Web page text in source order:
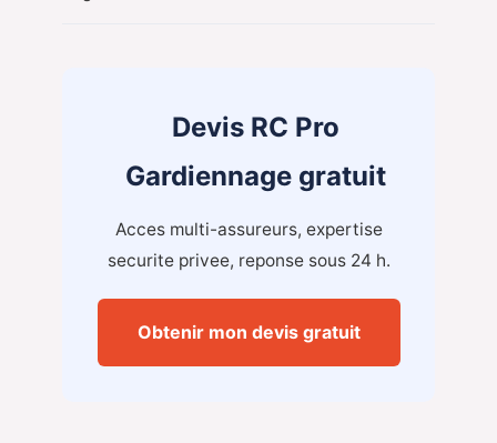
Devis RC Pro
Gardiennage gratuit
Acces multi-assureurs, expertise
securite privee, reponse sous 24 h.
Obtenir mon devis gratuit